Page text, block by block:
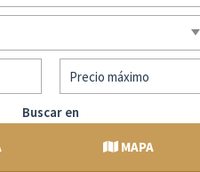
Buscar en
MAPA